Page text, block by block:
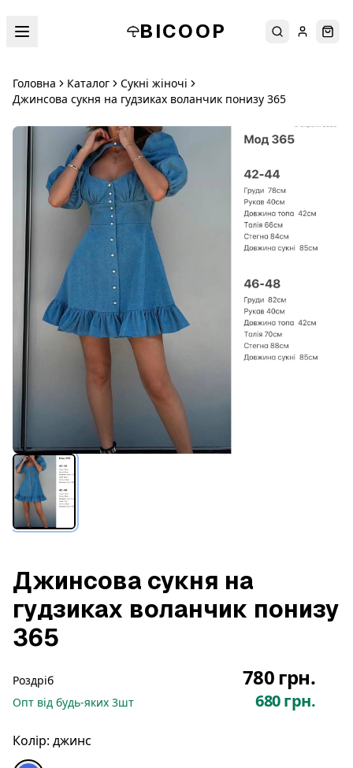
BICOOP ПошукУвійти
Головна Каталог
Сукні жіночі
Джинсова сукня на гудзиках воланчик понизу 365
Джинсова сукня на
гудзиках воланчик понизу
365
Роздріб 780 грн.
Опт від будь-яких 3шт 680 грн.
Колір: джинс